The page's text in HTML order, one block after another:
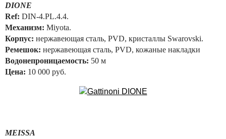
DIONE
Ref: DIN-4.PL.4.4.
Механизм: Miyota.
Корпус: нержавеющая сталь, PVD, кристаллы Swarovski.
Ремешок: нержавеющая сталь, PVD, кожаные накладки
Водонепроницаемость: 50 м
Цена: 10 000 руб.
MEISSA